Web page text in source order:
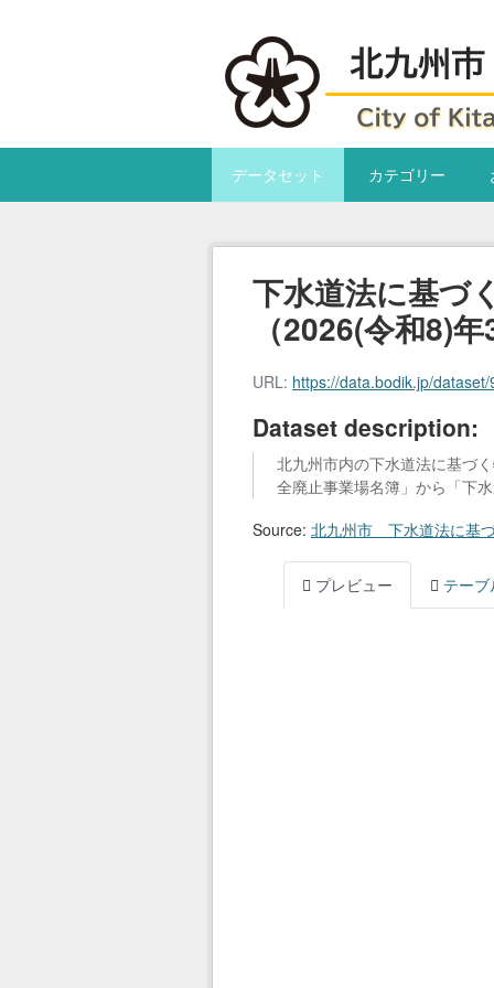
データセット カテゴリー
下水道法に基づ
（2026(令和8)
URL: https://data.bodik.jp/dataset/998ea8f2-
Dataset description:
北九州市内の下水道法に基づ
全廃止事業場名簿」から「下
Source: 北九州市 下水道法に基
プレビュー テーブ